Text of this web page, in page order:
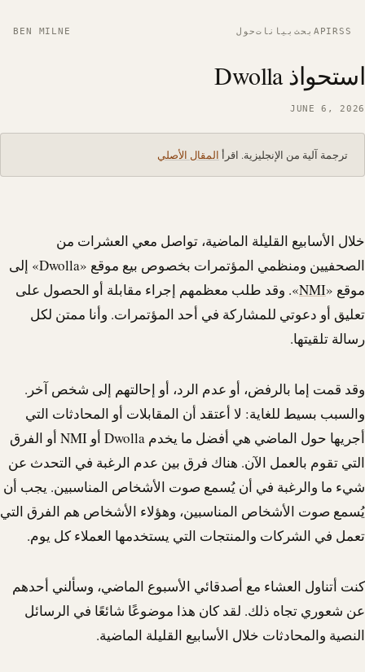
BEN MILNE حولبياناتبحث APIRSS
استحواذ Dwolla
JUNE 6, 2026
ترجمة آلية من الإنجليزية. اقرأ المقال الأصلي
خلال الأسابيع القليلة الماضية، تواصل معي العشرات من
الصحفيين ومنظمي المؤتمرات بخصوص بيع موقع «Dwolla» إلى
موقع «NMI». وقد طلب معظمهم إجراء مقابلة أو الحصول على
تعليق أو دعوتي للمشاركة في أحد المؤتمرات. وأنا ممتن لكل
رسالة تلقيتها.
وقد قمت إما بالرفض، أو عدم الرد، أو إحالتهم إلى شخص آخر.
والسبب بسيط للغاية: لا أعتقد أن المقابلات أو المحادثات التي
أجريها حول الماضي هي أفضل ما يخدم Dwolla أو NMI أو الفرق
التي تقوم بالعمل الآن. هناك فرق بين عدم الرغبة في التحدث عن
شيء ما والرغبة في أن يُسمع صوت الأشخاص المناسبين. يجب أن
يُسمع صوت الأشخاص المناسبين، وهؤلاء الأشخاص هم الفرق التي
تعمل في الشركات والمنتجات التي يستخدمها العملاء كل يوم.
كنت أتناول العشاء مع أصدقائي الأسبوع الماضي، وسألني أحدهم
عن شعوري تجاه ذلك. لقد كان هذا موضوعًا شائعًا في الرسائل
النصية والمحادثات خلال الأسابيع القليلة الماضية.